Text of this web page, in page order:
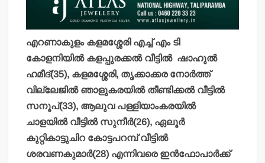
എറണാകുളം കളമശ്ശേരി എച്ച് എം ടി
കോളനിയില്‍ കളപ്പുരക്കല്‍ വീട്ടില്‍ ഷാഹുല്‍
ഹമീദ്(35), കളമശ്ശേരി, തൃക്കാക്കര നോര്‍ത്ത്
വില്ലേജില്‍ ഞാളുകരയില്‍ തീണ്ടിക്കല്‍ വീട്ടില്‍
സനൂപ്(33), ആലുവ പള്ളിയാംകരയില്‍
ചാളയില്‍ വീട്ടില്‍ സുനീര്‍(26), ഏലൂര്‍
കുറ്റികാട്ടുചിറ കോട്ടപറമ്പ് വീട്ടില്‍
ശരവണകുമാര്‍(28) എന്നിവരെ ഇന്‍ഫോപാര്‍ക്ക്